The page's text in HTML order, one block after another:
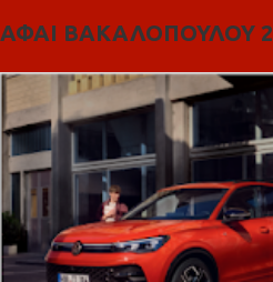
ΑΦΑΙ ΒΑΚΑΛΟΠΟΥΛΟΥ